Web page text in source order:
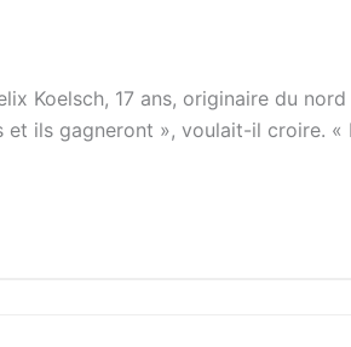
Koelsch, 17 ans, originaire du
et ils gagneront », voulait-il croire. «